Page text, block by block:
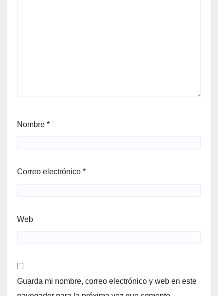
Nombre *
Correo electrónico *
Web
Guarda mi nombre, correo electrónico y web en este